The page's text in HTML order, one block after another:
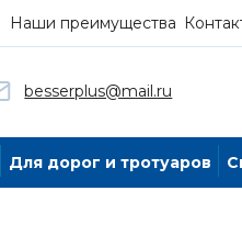
Наши преимущества
besserplus@mail.ru
Для дорог и тротуаров